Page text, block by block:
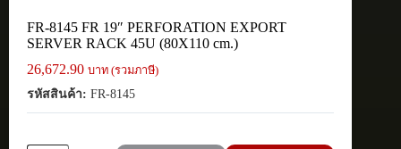
FR-8145 FR 19″ PERFORATION EXPORT
SERVER RACK 45U (80X110 cm.)
26,672.90 บาท (รวมภาษี)
รหัสสินค้า: FR-8145